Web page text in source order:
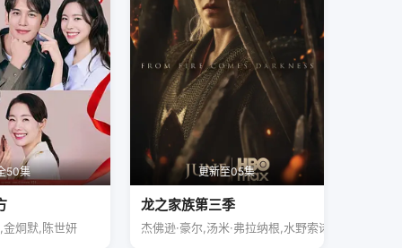
50集
炯默,陈世妍
更新至05集
龙之家族第三季
杰佛逊·豪尔,汤米·弗拉纳根,水野索诺娅